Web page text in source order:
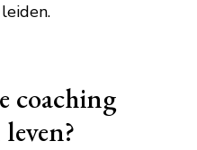
coaching